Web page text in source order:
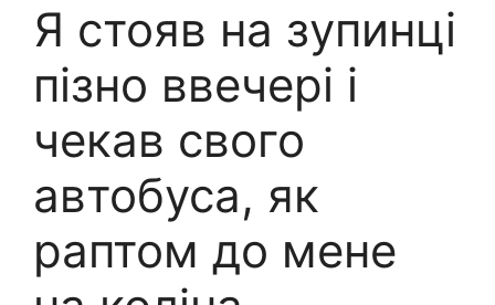
Я стояв на зупинці
пізно ввечері і
чекав свого
автобуса, як
раптом до мене